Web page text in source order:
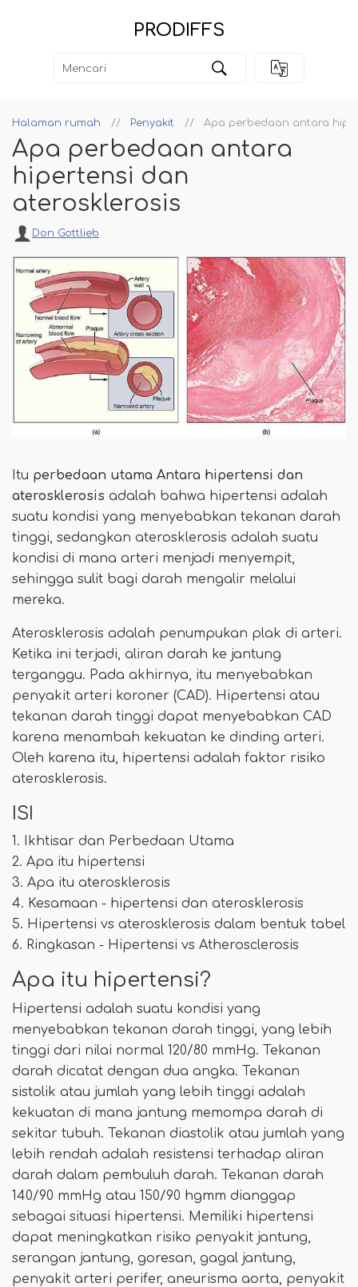
PRODIFFS
Halaman rumah Penyakit Apa perbedaan antara
Apa perbedaan antara
hipertensi dan
aterosklerosis
Don Gottlieb
Itu perbedaan utama Antara hipertensi dan
aterosklerosis adalah bahwa hipertensi adalah
suatu kondisi yang menyebabkan tekanan darah
tinggi, sedangkan aterosklerosis adalah suatu
kondisi di mana arteri menjadi menyempit,
sehingga sulit bagi darah mengalir melalui
mereka.
Aterosklerosis adalah penumpukan plak di arteri.
Ketika ini terjadi, aliran darah ke jantung
terganggu. Pada akhirnya, itu menyebabkan
penyakit arteri koroner (CAD). Hipertensi atau
tekanan darah tinggi dapat menyebabkan CAD
karena menambah kekuatan ke dinding arteri.
Oleh karena itu, hipertensi adalah faktor risiko
aterosklerosis.
ISI
1. Ikhtisar dan Perbedaan Utama
2. Apa itu hipertensi
3. Apa itu aterosklerosis
4. Kesamaan - hipertensi dan aterosklerosis
5. Hipertensi vs aterosklerosis dalam bentuk tabel
6. Ringkasan - Hipertensi vs Atherosclerosis
Apa itu hipertensi?
Hipertensi adalah suatu kondisi yang
menyebabkan tekanan darah tinggi, yang lebih
tinggi dari nilai normal 120/80 mmHg. Tekanan
darah dicatat dengan dua angka. Tekanan
sistolik atau jumlah yang lebih tinggi adalah
kekuatan di mana jantung memompa darah di
sekitar tubuh. Tekanan diastolik atau jumlah yang
lebih rendah adalah resistensi terhadap aliran
darah dalam pembuluh darah. Tekanan darah
140/90 mmHg atau 150/90 hgmm dianggap
sebagai situasi hipertensi. Memiliki hipertensi
dapat meningkatkan risiko penyakit jantung,
serangan jantung, goresan, gagal jantung,
penyakit arteri perifer, aneurisma aorta, penyakit